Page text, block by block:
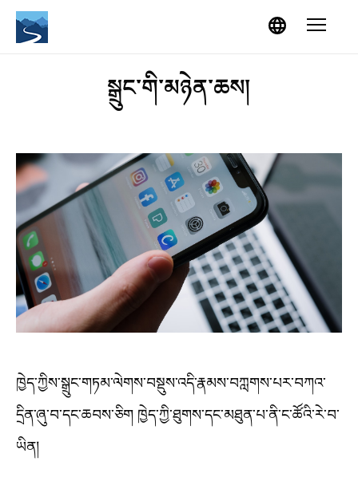
Skip to content
སྒྲུང་གི་མཉེན་ཆས།
ཁྱེད་ཀྱིས་སྒྲུང་གཏམ་ལེགས་བསྡུས་འདི་རྣམས་བཀླགས་པར་བཀའ་
དྲིན་ཞུ་བ་དང་ཆབས་ཅིག ཁྱེད་ཀྱི་ཐུགས་དང་མཐུན་པ་ནི་ང་ཚོའི་རེ་བ་
ཡིན།